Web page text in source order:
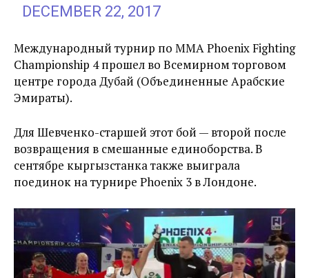
DECEMBER 22, 2017
Международный турнир по ММА Phoenix Fighting
Championship 4 прошел во Всемирном торговом
центре города Дубай (Объединенные Арабские
Эмираты).
Для Шевченко-старшей этот бой — второй после
возвращения в смешанные единоборства. В
сентябре кыргызстанка также выиграла
поединок на турнире Phoenix 3 в Лондоне.